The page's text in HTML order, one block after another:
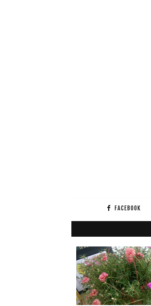
FACEBOOK